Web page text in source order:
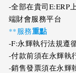
-全部在貴司E:ERP
端財會服務平台
**服務重點
-F:永輝執行法規遵
-付款前須在永輝執
-銷售發票須在永輝